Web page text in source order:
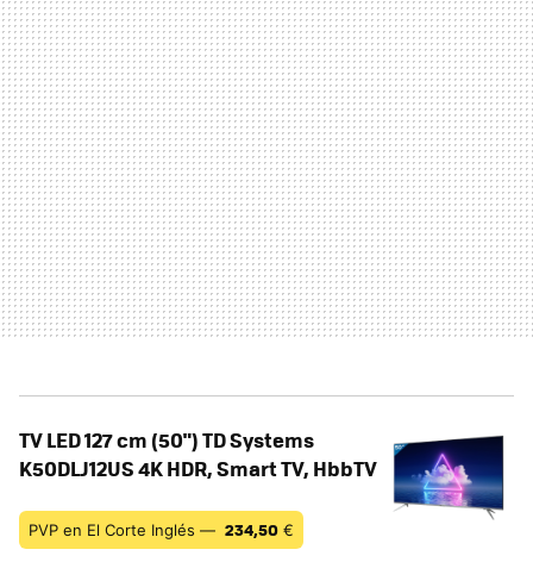
TV LED 127 cm (50") TD Systems
K50DLJ12US 4K HDR, Smart TV, HbbTV
PVP en El Corte Inglés — 234,50 €